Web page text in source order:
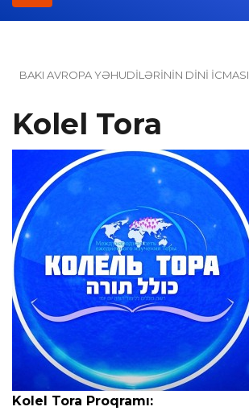
BAKI AVROPA YƏHUDİLƏRİNİN DİNİ İCMASI
Kolel Tora
Kolel Tora Proqramı: